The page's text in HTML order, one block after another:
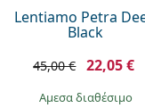
Lentiamo Petra
Black
45,00 € 22,05 €
άμεσα διαθέσιμο